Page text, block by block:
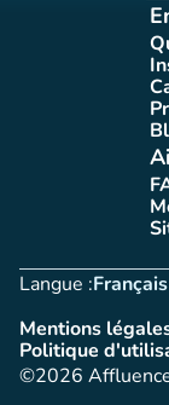
Langue :Français
Mentions(nouvel
Politique
©2026